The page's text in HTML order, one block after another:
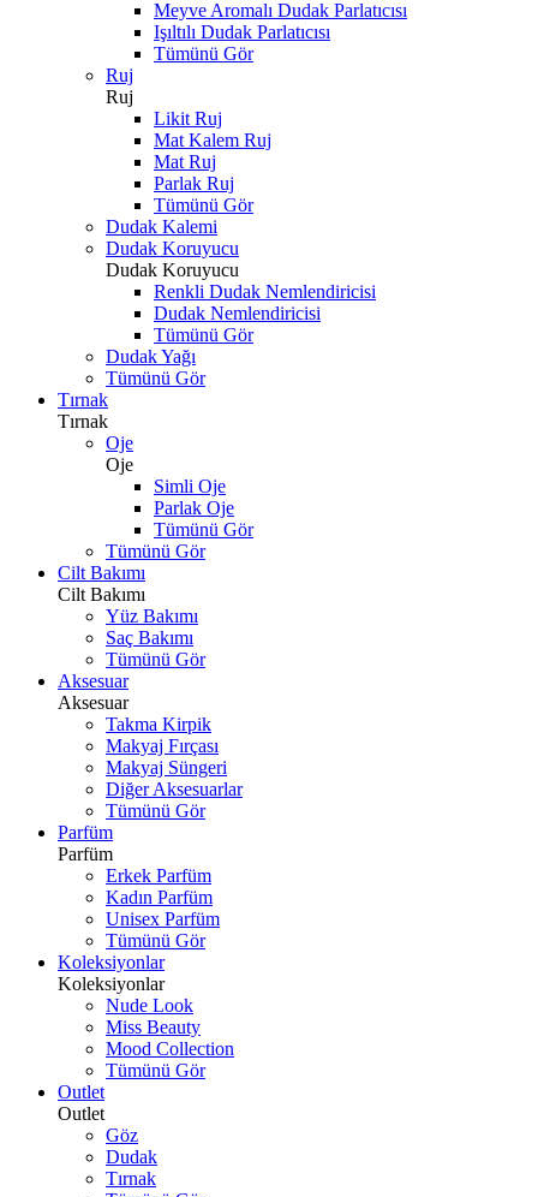
Meyve Aromalı Dudak Parlatıcısı
Işıltılı Dudak Parlatıcısı
Tümünü Gör
Ruj
Ruj
Likit Ruj
Mat Kalem Ruj
Mat Ruj
Parlak Ruj
Tümünü Gör
Dudak Kalemi
Dudak Koruyucu
Dudak Koruyucu
Renkli Dudak Nemlendiricisi
Dudak Nemlendiricisi
Tümünü Gör
Dudak Yağı
Tümünü Gör
Tırnak
Tırnak
Oje
Oje
Simli Oje
Parlak Oje
Tümünü Gör
Tümünü Gör
Cilt Bakımı
Cilt Bakımı
Yüz Bakımı
Saç Bakımı
Tümünü Gör
Aksesuar
Aksesuar
Takma Kirpik
Makyaj Fırçası
Makyaj Süngeri
Diğer Aksesuarlar
Tümünü Gör
Parfüm
Parfüm
Erkek Parfüm
Kadın Parfüm
Unisex Parfüm
Tümünü Gör
Koleksiyonlar
Koleksiyonlar
Nude Look
Miss Beauty
Mood Collection
Tümünü Gör
Outlet
Outlet
Göz
Dudak
Tırnak